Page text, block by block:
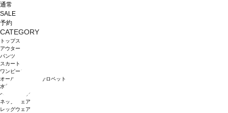
通常
SALE
予約
CATEGORY
トップス
アウター
パンツ
スカート
ワンピース
オールインワン・サロペット
水着
ヘッドウェア
ネックウェア
レッグウェア